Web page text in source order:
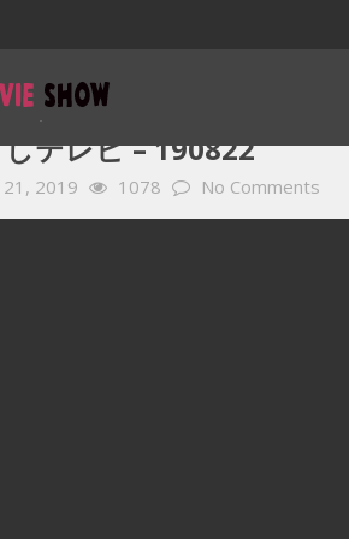
テレビ – 190822
2019 1078 No Comments